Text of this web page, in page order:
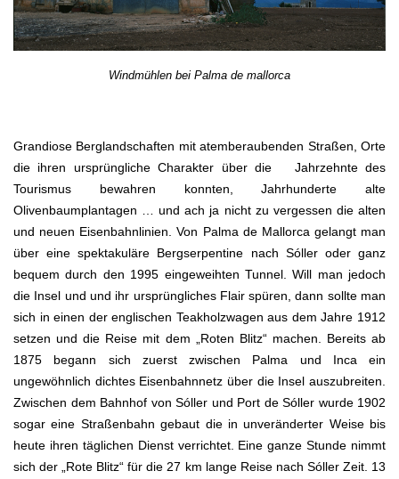
Windmühlen bei Palma de mallorca
Grandiose Berglandschaften mit atemberaubenden Straßen, Orte
die ihren ursprüngliche Charakter über die Jahrzehnte des
Tourismus bewahren konnten, Jahrhunderte alte
Olivenbaumplantagen … und ach ja nicht zu vergessen die alten
und neuen Eisenbahnlinien. Von Palma de Mallorca gelangt man
über eine spektakuläre Bergserpentine nach Sóller oder ganz
bequem durch den 1995 eingeweihten Tunnel. Will man jedoch
die Insel und und ihr ursprüngliches Flair spüren, dann sollte man
sich in einen der englischen Teakholzwagen aus dem Jahre 1912
setzen und die Reise mit dem „Roten Blitz“ machen. Bereits ab
1875 begann sich zuerst zwischen Palma und Inca ein
ungewöhnlich dichtes Eisenbahnnetz über die Insel auszubreiten.
Zwischen dem Bahnhof von Sóller und Port de Sóller wurde 1902
sogar eine Straßenbahn gebaut die in unveränderter Weise bis
heute ihren täglichen Dienst verrichtet. Eine ganze Stunde nimmt
sich der „Rote Blitz“ für die 27 km lange Reise nach Sóller Zeit. 13